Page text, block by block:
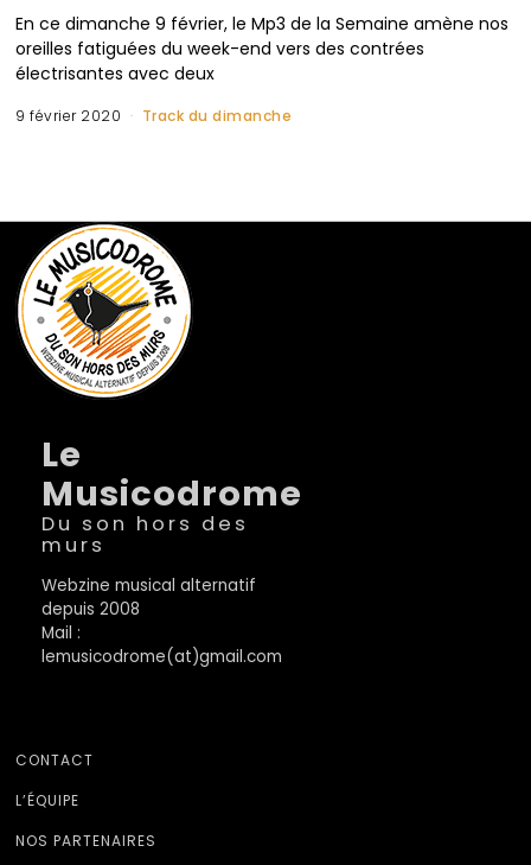
En ce dimanche 9 février, le Mp3 de la Semaine amène nos
oreilles fatiguées du week-end vers des contrées
électrisantes avec deux
9 février 2020 Track du dimanche
Le
Musicodrome
Du son hors des
murs
Webzine musical alternatif
depuis 2008
Mail :
lemusicodrome(at)gmail.com
CONTACT
L’ÉQUIPE
NOS PARTENAIRES